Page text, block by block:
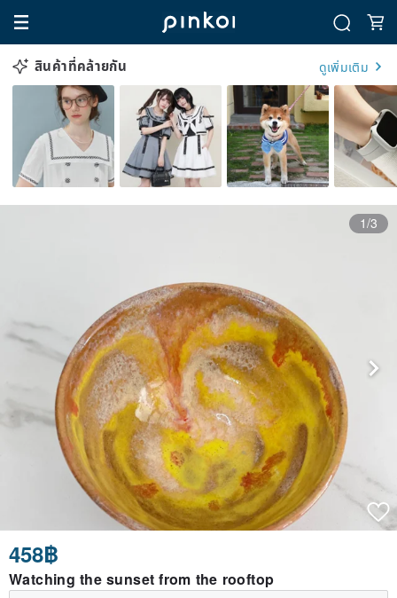
สินค้าที่คล้ายกัน ดูเพิ่มเติม
1/3
458฿
Watching the sunset from the rooftop